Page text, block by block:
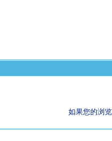
如果您的浏